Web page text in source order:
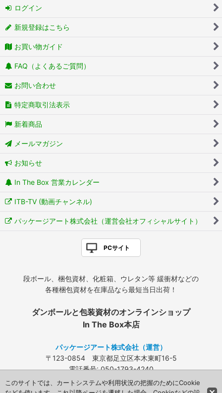
ログイン
新規登録はこちら
お買い物ガイド
FAQ（よくあるご質問）
お問い合わせ
特定商取引法表示
新着商品
メールマガジン
お知らせ
In The Box 営業カレンダー
ITB-TV (動画チャンネル)
パッケージアート株式会社（運営会社オフィシャルサイト）
PCサイト
段ボール、梱包資材、化粧箱、ウレタン等 緩衝材などの
各種梱包資材を在庫品なら最短当日出荷！
ダンボールと包装資材のオンラインショップ
In The Box本店
パッケージアート株式会社（運営）
〒123-0854 東京都足立区本木東町16-5
電話番号: 050-1793-4240
FAX: 03-3840-4424
メールアドレス:info@packageart.co.jp
このサイトでは、カートシステムや利用状況の把握のためにCookie